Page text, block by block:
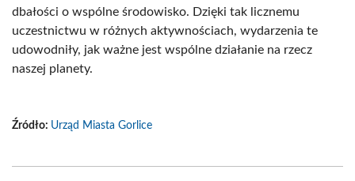
dbałości o wspólne środowisko. Dzięki tak licznemu
uczestnictwu w różnych aktywnościach, wydarzenia te
udowodniły, jak ważne jest wspólne działanie na rzecz
naszej planety.
Źródło: Urząd Miasta Gorlice